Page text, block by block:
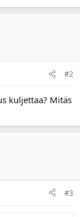
#2
kuljettaa? Mitäs
#3